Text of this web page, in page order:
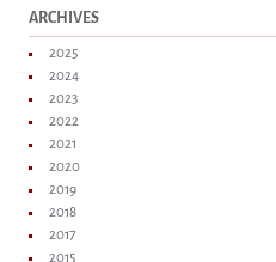
ARCHIVES
2025
2024
2023
2022
2021
2020
2019
2018
2017
2015